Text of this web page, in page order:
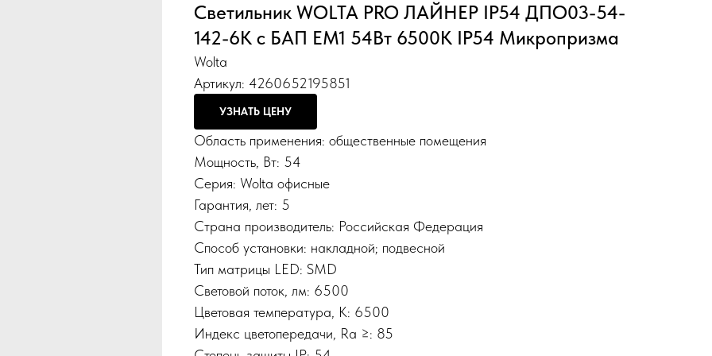
Светильник WOLTA PRO ЛАЙНЕР IP54 ДПО03-54-
142-6К с БАП EM1 54Вт 6500К IP54 Микропризма
Wolta
Артикул: 4260652195851
УЗНАТЬ ЦЕНУ
Область применения: общественные помещения
Мощность, Вт: 54
Серия: Wolta офисные
Гарантия, лет: 5
Страна производитель: Российская Федерация
Способ установки: накладной; подвесной
Тип матрицы LED: SMD
Световой поток, лм: 6500
Цветовая температура, К: 6500
Индекс цветопередачи, Ra ≥: 85